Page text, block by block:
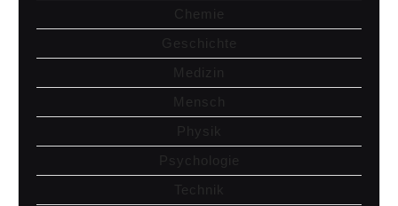
Chemie
Geschichte
Medizin
Mensch
Physik
Psychologie
Technik